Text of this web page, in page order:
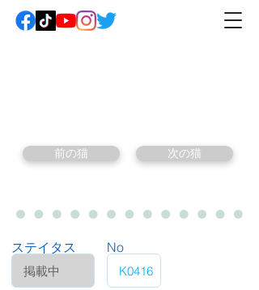
前の猫 次の猫
ステイタス No